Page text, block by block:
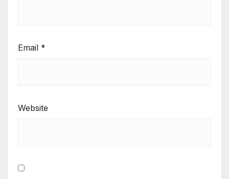
Email *
Website